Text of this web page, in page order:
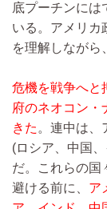
底プーチンには
いる。アメリカ
を理解しながら
危機を戦争へと
府のネオコン・
きた 。連中は、
(ロシア、中国
だ。これらの国
避ける前に、 ア